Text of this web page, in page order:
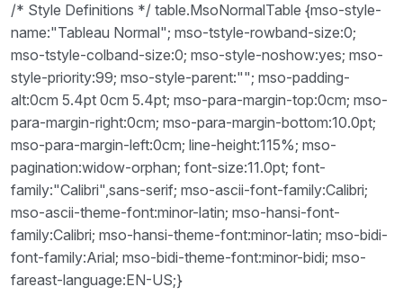
/* Style Definitions */ table.MsoNormalTable {mso-style-
name:"Tableau Normal"; mso-tstyle-rowband-size:0;
mso-tstyle-colband-size:0; mso-style-noshow:yes; mso-
style-priority:99; mso-style-parent:""; mso-padding-
alt:0cm 5.4pt 0cm 5.4pt; mso-para-margin-top:0cm; mso-
para-margin-right:0cm; mso-para-margin-bottom:10.0pt;
mso-para-margin-left:0cm; line-height:115%; mso-
pagination:widow-orphan; font-size:11.0pt; font-
family:"Calibri",sans-serif; mso-ascii-font-family:Calibri;
mso-ascii-theme-font:minor-latin; mso-hansi-font-
family:Calibri; mso-hansi-theme-font:minor-latin; mso-bidi-
font-family:Arial; mso-bidi-theme-font:minor-bidi; mso-
fareast-language:EN-US;}